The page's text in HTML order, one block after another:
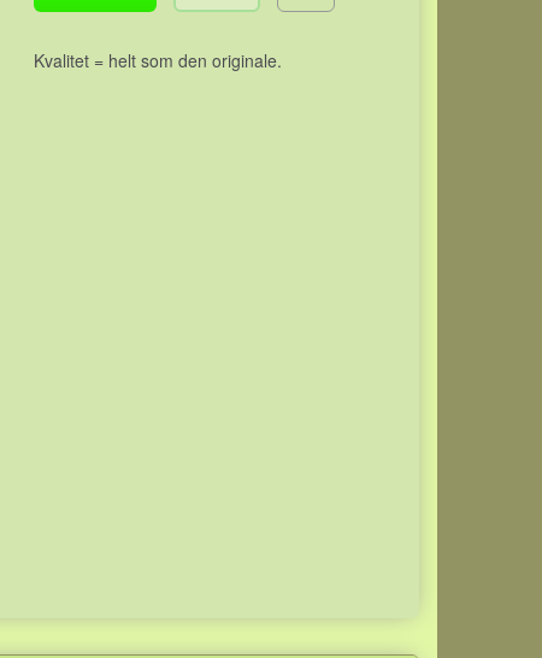
Kvalitet = helt som den originale.